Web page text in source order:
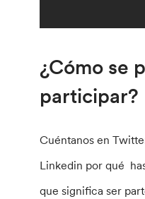
¿Cómo se
participar?
Cuéntanos en
Linkedin por qué
que significa ser